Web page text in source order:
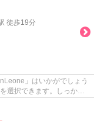
徒歩19分
」はいかがでしょう
選択できます。しっかり